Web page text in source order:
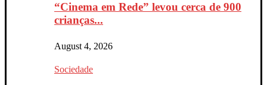
“Cinema em Rede” levou cerca de 900
crianças...
August 4, 2026
Sociedade